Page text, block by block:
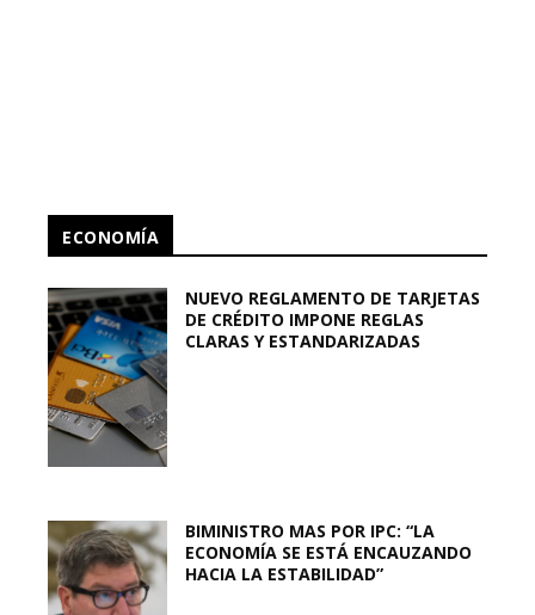
ECONOMÍA
NUEVO REGLAMENTO DE TARJETAS
DE CRÉDITO IMPONE REGLAS
CLARAS Y ESTANDARIZADAS
BIMINISTRO MAS POR IPC: “LA
ECONOMÍA SE ESTÁ ENCAUZANDO
HACIA LA ESTABILIDAD”